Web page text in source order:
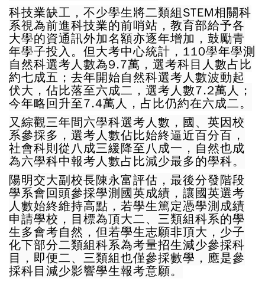
科技業缺工，不少學生將二類組STEM相關科
系視為前進科技業的前哨站，教育部給予各
大學的資通訊外加名額亦逐年增加，鼓勵青
年學子投入。但大考中心統計，110學年學測
自然科選考人數為9.7萬，選考科目人數占比
約七成五；去年開始自然科選考人數波動起
伏大，佔比落至六成二，選考人數7.2萬人；
今年略回升至7.4萬人，占比仍約在六成二。
又綜觀三年間六學科選考人數，國、英因校
系參採多，選考人數佔比始終逼近百分百，
社會科則從八成三緩降至八成一，自然也成
為六學科中報考人數占比減少最多的學科。
陽明交大副校長陳永富評估，最後分發階段
學系會回頭參採學測國英成績，讓國英選考
人數始終維持高點，若學生篤定憑學測成績
申請學校，目標為頂大二、三類組科系的學
生多會考自然，但若學生志願非頂大，少子
化下部分二類組科系為考量招生減少參採科
目，即便二、三類組也僅參採數學，應是參
採科目減少影響學生報考意願。